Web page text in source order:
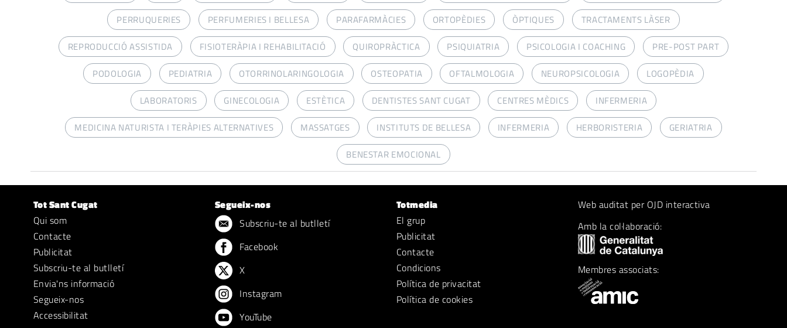
PERRUQUERIES
PERFUMERIES I BELLESA PARAFARMÀCIES ORTOPÈDIES ÒPTIQUES
TRACTAMENTS LÀSER
REPRODUCCIÓ ASSISTIDA
FISIOTERÀPIA I REHABILITACIÓ QUIROPRÀCTICA PSIQUIATRIA PSICOLOGIA I COACHING
PRE-POST PART
PODOLOGIA
PEDIATRIA OTORRINOLARINGOLOGIA OSTEOPATIA OFTALMOLOGIA NEUROPSICOLOGIA
LOGOPÈDIA
LABORATORIS
GINECOLOGIA ESTÈTICA DENTISTES SANT CUGAT CENTRES MÈDICS
INFERMERIA
MEDICINA NATURISTA I TERÀPIES ALTERNATIVES
MASSATGES INSTITUTS DE BELLESA INFERMERIA HERBORISTERIA
GERIATRIA
BENESTAR EMOCIONAL
Tot Sant Cugat
Qui som
Contacte
Publicitat
Subscriu-te al butlletí
Envia'ns informació
Segueix-nos
Accessibilitat
Segueix-nos
Subscriu-te al butlletí
Facebook
X
Instagram
YouTube
Totmedia
El grup
Publicitat
Contacte
Condicions
Política de privacitat
Política de cookies
Web auditat per OJD interactiva
Amb la col·laboració:
Membres associats: